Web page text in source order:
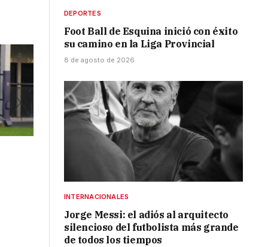
DEPORTES
Foot Ball de Esquina inició con éxito
su camino en la Liga Provincial
8 de agosto de 2026
INTERNACIONALES
Jorge Messi: el adiós al arquitecto
silencioso del futbolista más grande
de todos los tiempos